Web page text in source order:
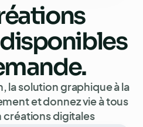
la solution graphique à la
et donnez vie à tous
créations digitales